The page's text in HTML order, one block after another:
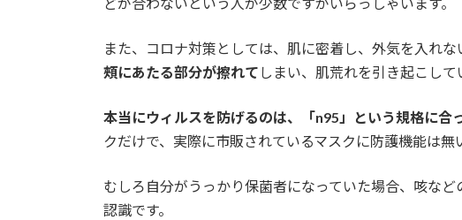
また、コロナ対策としては、肌に密着し、外気を入れ
頰にあたる部分が擦れて しまい、肌荒れを引き起こして
本当にウィルスを防げるのは、「n95」という規格に合
クだけで、実際に市販されているマスクに防護機能は無
むしろ自分がうっかり保菌者になっていた場合、咳な
認識です。